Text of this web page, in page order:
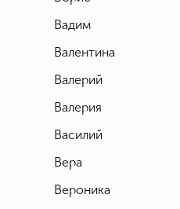
Вадим
Валентина
Валерий
Валерия
Василий
Вера
Вероника